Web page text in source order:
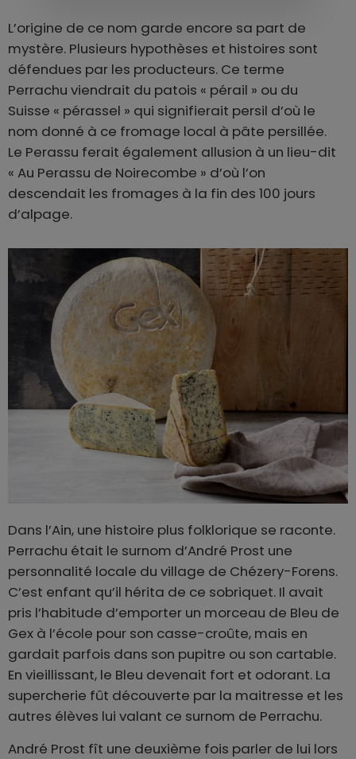
L’origine de ce nom garde encore sa part de
mystère. Plusieurs hypothèses et histoires sont
défendues par les producteurs. Ce terme
Perrachu viendrait du patois « pérail » ou du
Suisse « pérassel » qui signifierait persil d’où le
nom donné à ce fromage local à pâte persillée.
Le Perassu ferait également allusion à un lieu-dit
« Au Perassu de Noirecombe » d’où l’on
descendait les fromages à la fin des 100 jours
d’alpage.
Dans l’Ain, une histoire plus folklorique se raconte.
Perrachu était le surnom d’André Prost une
personnalité locale du village de Chézery-Forens.
C’est enfant qu’il hérita de ce sobriquet. Il avait
pris l’habitude d’emporter un morceau de Bleu de
Gex à l’école pour son casse-croûte, mais en
gardait parfois dans son pupitre ou son cartable.
En vieillissant, le Bleu devenait fort et odorant. La
supercherie fût découverte par la maitresse et les
autres élèves lui valant ce surnom de Perrachu.
André Prost fît une deuxième fois parler de lui lors